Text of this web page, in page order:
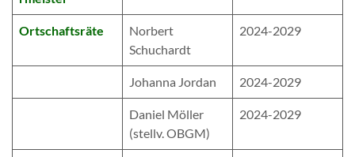
Ortschaftsräte
Norbert
Schuchardt
2024-2029
Johanna Jordan 2024-2029
Daniel Möller
(stellv. OBGM)
2024-2029